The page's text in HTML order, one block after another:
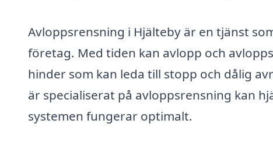
Avloppsrensning i Hjälteby är en tjänst
företag. Med tiden kan avlopp och
hinder som kan leda till stopp och dålig
är specialiserat på avloppsrensning kan
systemen fungerar optimalt.